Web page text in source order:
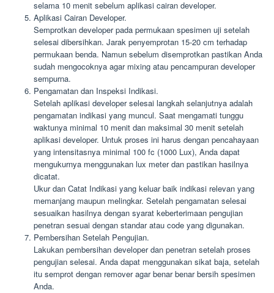
selama 10 menit sebelum aplikasi cairan developer.
Aplikasi Cairan Developer.
Semprotkan developer pada permukaan spesimen uji setelah
selesai dibersihkan. Jarak penyemprotan 15-20 cm terhadap
permukaan benda. Namun sebelum disemprotkan pastikan Anda
sudah mengocoknya agar mixing atau pencampuran developer
sempurna.
Pengamatan dan Inspeksi Indikasi.
Setelah aplikasi developer selesai langkah selanjutnya adalah
pengamatan indikasi yang muncul. Saat mengamati tunggu
waktunya minimal 10 menit dan maksimal 30 menit setelah
aplikasi developer. Untuk proses ini harus dengan pencahayaan
yang intensitasnya minimal 100 fc (1000 Lux), Anda dapat
mengukurnya menggunakan lux meter dan pastikan hasilnya
dicatat.
Ukur dan Catat Indikasi yang keluar baik indikasi relevan yang
memanjang maupun melingkar. Setelah pengamatan selesai
sesuaikan hasilnya dengan syarat keberterimaan pengujian
penetran sesuai dengan standar atau code yang digunakan.
Pembersihan Setelah Pengujian.
Lakukan pembersihan developer dan penetran setelah proses
pengujian selesai. Anda dapat menggunakan sikat baja, setelah
itu semprot dengan remover agar benar benar bersih spesimen
Anda.